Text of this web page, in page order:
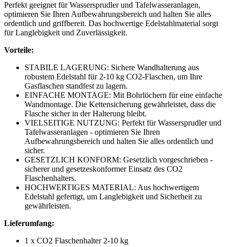
Perfekt geeignet für Wassersprudler und Tafelwasseranlagen,
optimieren Sie Ihren Aufbewahrungsbereich und halten Sie alles
ordentlich und griffbereit. Das hochwertige Edelstahlmaterial sorgt
für Langlebigkeit und Zuverlässigkeit.​
Vorteile:
STABILE LAGERUNG: Sichere Wandhalterung aus
robustem Edelstahl für 2-10 kg CO2-Flaschen, um Ihre
Gasflaschen standfest zu lagern.
EINFACHE MONTAGE: Mit Bohrlöchern für eine einfache
Wandmontage. Die Kettensicherung gewährleistet, dass die
Flasche sicher in der Halterung bleibt.
VIELSEITIGE NUTZUNG: Perfekt für Wassersprudler und
Tafelwasseranlagen - optimieren Sie Ihren
Aufbewahrungsbereich und halten Sie alles ordentlich und
sicher.
GESETZLICH KONFORM: Gesetzlich vorgeschrieben -
sicherer und gesetzeskonformer Einsatz des CO2
Flaschenhalters.
HOCHWERTIGES MATERIAL: Aus hochwertigem
Edelstahl gefertigt, um Langlebigkeit und Sicherheit zu
gewährleisten.
Lieferumfang:
1 x CO2 Flaschenhalter 2-10 kg